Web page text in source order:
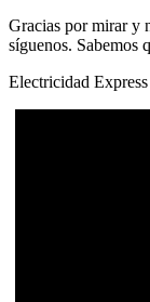
Gracias por mirar y
síguenos. Sabemos
Electricidad